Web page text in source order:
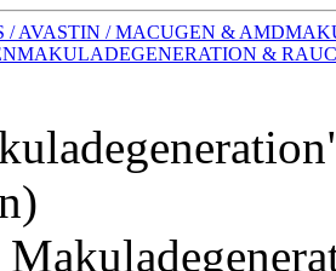
/ AVASTIN / MACUGEN & AMD
MAKULADEGENERATION &